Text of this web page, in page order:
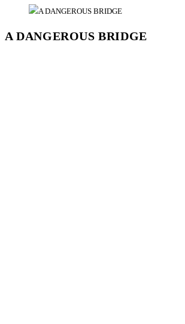
A DANGEROUS BRIDGE